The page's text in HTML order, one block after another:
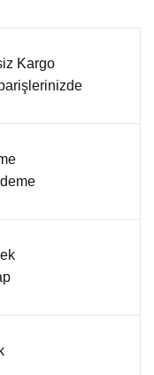
Kargo